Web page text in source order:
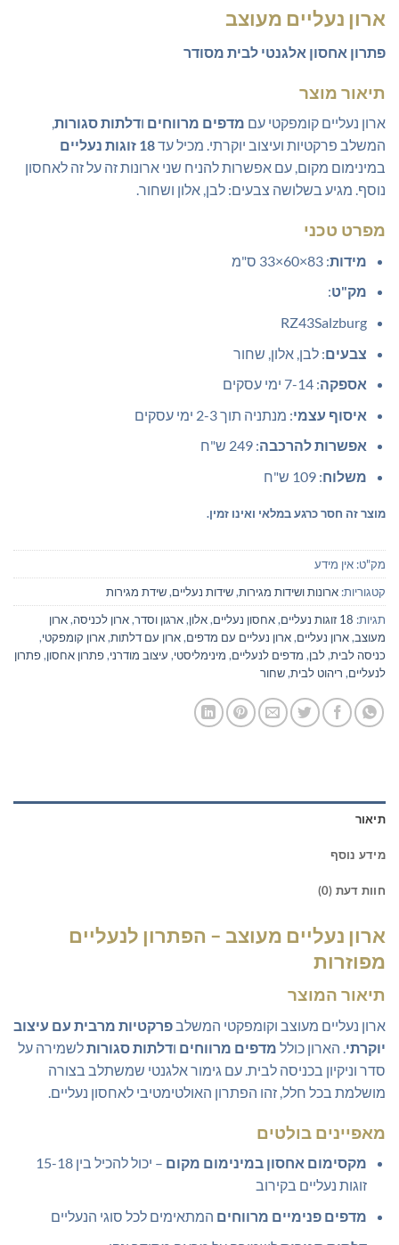
ארון נעליים מעוצב
פתרון אחסון אלגנטי לבית מסודר
תיאור מוצר
ארון נעליים קומפקטי עם מדפים מרווחים ודלתות סגורות,
המשלב פרקטיות ועיצוב יוקרתי. מכיל עד18 זוגות נעליים
במינימום מקום, עם אפשרות להניח שני ארונות זה על זה לאחסון
נוסף. מגיע בשלושה צבעים: לבן, אלון ושחור.
מפרט טכני
מידות: 83×60×33 ס"מ
מק"ט:
RZ43Salzburg
צבעים: לבן, אלון, שחור
אספקה: 7-14 ימי עסקים
איסוף עצמי: מנתניה תוך 2-3 ימי עסקים
אפשרות להרכבה: 249 ש"ח
משלוח: 109 ש"ח
מוצר זה חסר כרגע במלאי ואינו זמין.
מק"ט: אין מידע
קטגוריות: ארונות ושידות מגירות,שידות נעליים,שידת מגירות
תגיות: 18 זוגות נעליים ,אחסון נעליים,אלון,ארגון וסדר,ארון לכניסה,ארון
מעוצב,ארון נעליים,ארון נעליים עם מדפים,ארון עם דלתות,ארון קומפקטי,
כניסה לבית,לבן, מדפים לנעליים, מינימליסטי, עיצוב מודרני,פתרון אחסון,פתרון
לנעליים, ריהוט לבית,שחור
תיאור
מידע נוסף
חוות דעת (0)
ארון נעליים מעוצב – הפתרון לנעליים
מפוזרות
תיאור המוצר
ארון נעליים מעוצב וקומפקטי המשלב פרקטיות מרבית עם עיצוב
יוקרתי. הארון כולל מדפים מרווחים ודלתות סגורותלשמירה על
סדר וניקיון בכניסה לבית. עם גימור אלגנטי שמשתלב בצורה
מושלמת בכל חלל, זהו הפתרון האולטימטיבי לאחסון נעליים.
מאפיינים בולטים
מקסימום אחסון במינימום מקום
– יכול להכיל בין 15-18
זוגות נעליים בקירוב
מדפים פנימיים מרווחים המתאימים לכל סוגי הנעליים